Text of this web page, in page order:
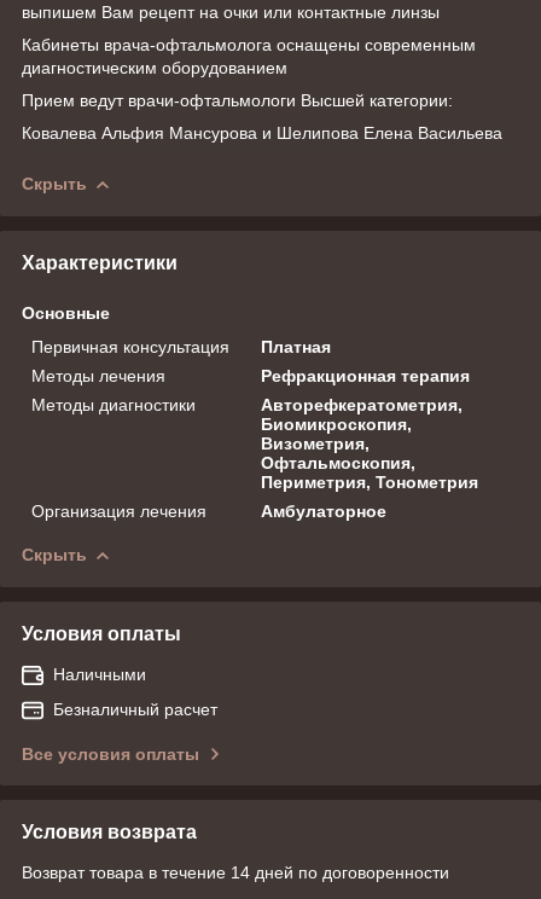
выпишем Вам рецепт на очки или контактные линзы
Кабинеты врача-офтальмолога оснащены современным
диагностическим оборудованием
Прием ведут врачи-офтальмологи Высшей категории:
Ковалева Альфия Мансурова и Шелипова Елена Васильева
Скрыть
Характеристики
Основные
Первичная консультация
Платная
Методы лечения
Рефракционная терапия
Методы диагностики
Авторефкератометрия,
Биомикроскопия,
Визометрия,
Офтальмоскопия,
Периметрия, Тонометрия
Организация лечения
Амбулаторное
Скрыть
Условия оплаты
Наличными
Безналичный расчет
Все условия оплаты
Условия возврата
Возврат товара в течение 14 дней по договоренности